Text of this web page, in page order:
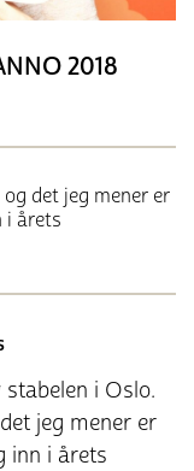
2018
det jeg mener er
i årets
i Oslo.
jeg mener er
inn i årets